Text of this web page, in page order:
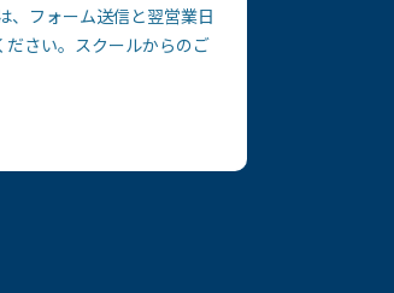
、フォーム送信と翌営業日
さい。スクールからのご